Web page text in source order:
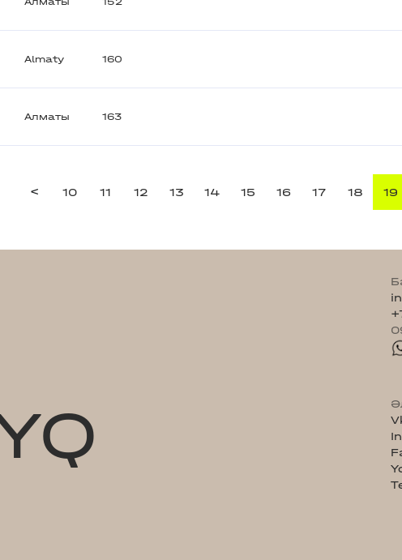
Almaty 160
Алматы 163
< 10 11 12 13 14 15 16 17 18 19